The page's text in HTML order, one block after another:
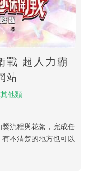
戰 超人力霸
站
他類
流程與花絮，完成任
不清楚的地方也可以